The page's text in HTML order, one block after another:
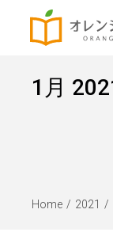
1月
Home 2021